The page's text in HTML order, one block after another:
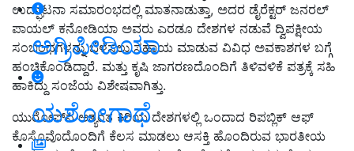
ಅಗ್ರಿಪೀಡಿಯಾ
ಯಶೋಗಾಥೆ
ಉದ್ಘಾಟನಾ ಸಮಾರಂಭದಲ್ಲಿ ಮಾತನಾಡುತ್ತಾ, ಅದರ ಡೈರೆಕ್ಟರ್ ಜನರಲ್
ಪಾಯಲ್ ಕನೋಡಿಯಾ ಅವರು ಎರಡೂ ದೇಶಗಳ ನಡುವೆ ದ್ವಿಪಕ್ಷೀಯ
ಸಂಬಂಧಗಳನ್ನು ಬೆಳೆಸಲು ಸಹಾಯ ಮಾಡುವ ವಿವಿಧ ಅವಕಾಶಗಳ ಬಗ್ಗೆ
ಹಂಚಿಕೊಂಡಿದ್ದಾರೆ. ಮತ್ತು ಕೃಷಿ ಜಾಗರಣದೊಂದಿಗೆ ತಿಳಿವಳಿಕೆ ಪತ್ರಕ್ಕೆ ಸಹಿ
ಹಾಕಿದ್ದು ಸಂಜೆಯ ವಿಶೇಷವಾಗಿತ್ತು.
ಯುರೋಪ್‌ನ ಅತ್ಯಂತ ಕಿರಿಯ ದೇಶಗಳಲ್ಲಿ ಒಂದಾದ ರಿಪಬ್ಲಿಕ್ ಆಫ್
ಕೊಸೊವೊದೊಂದಿಗೆ ಕೆಲಸ ಮಾಡಲು ಆಸಕ್ತಿ ಹೊಂದಿರುವ ಭಾರತೀಯ